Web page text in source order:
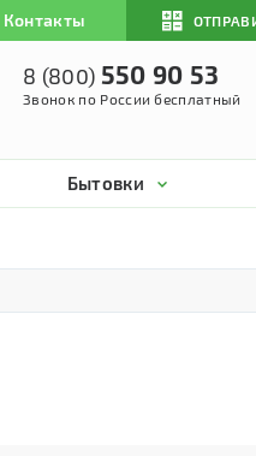
Контакты
8 (800) 550 90 53
Звонок по России бесплатный
Бытовки